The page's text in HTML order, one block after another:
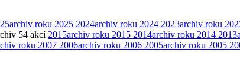
archiv roku 2025 2024archiv roku 2024 2023archiv roku
54 akcí 2015archiv roku 2015 2014archiv roku 2014 2013
roku 2007 2006archiv roku 2006 2005archiv roku 2005